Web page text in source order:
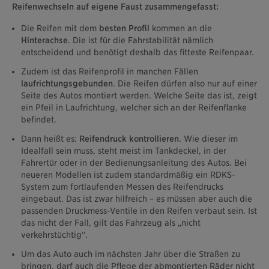
Reifenwechseln auf eigene Faust zusammengefasst:
Die Reifen mit dem besten Profil kommen an die
Hinterachse. Die ist für die Fahrstabilität nämlich
entscheidend und benötigt deshalb das fitteste Reifenpaar.
Zudem ist das Reifenprofil in manchen Fällen
laufrichtungsgebunden. Die Reifen dürfen also nur auf einer
Seite des Autos montiert werden. Welche Seite das ist, zeigt
ein Pfeil in Laufrichtung, welcher sich an der Reifenflanke
befindet.
Dann heißt es: Reifendruck kontrollieren. Wie dieser im
Idealfall sein muss, steht meist im Tankdeckel, in der
Fahrertür oder in der Bedienungsanleitung des Autos. Bei
neueren Modellen ist zudem standardmäßig ein RDKS-
System zum fortlaufenden Messen des Reifendrucks
eingebaut. Das ist zwar hilfreich – es müssen aber auch die
passenden Druckmess-Ventile in den Reifen verbaut sein. Ist
das nicht der Fall, gilt das Fahrzeug als „nicht
verkehrstüchtig“.
Um das Auto auch im nächsten Jahr über die Straßen zu
bringen, darf auch die Pflege der abmontierten Räder nicht